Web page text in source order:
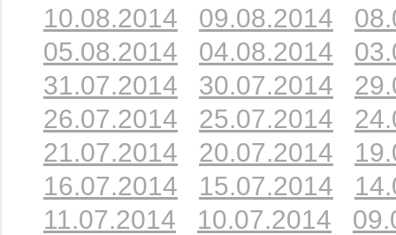
10.08.2014
09.08.2014
05.08.2014
04.08.2014
31.07.2014
30.07.2014
26.07.2014
25.07.2014
21.07.2014
20.07.2014
16.07.2014
15.07.2014
11.07.2014
10.07.2014